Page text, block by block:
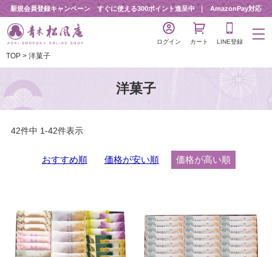
新規会員登録キャンペーン すぐに使える300ポイント進呈中 AmazonPay対応
ログイン カート LINE登録
TOP 洋菓子
洋菓子
おすすめ順 価格が安い順 価格が高い順
42件中 1-42件表示